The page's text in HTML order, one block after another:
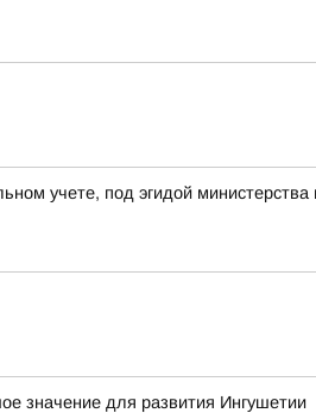
учете, под эгидой министерства
значение для развития Ингушетии